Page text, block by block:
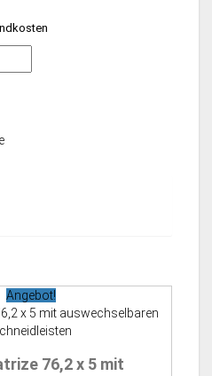
Angebot!
76,2 x 5 mit